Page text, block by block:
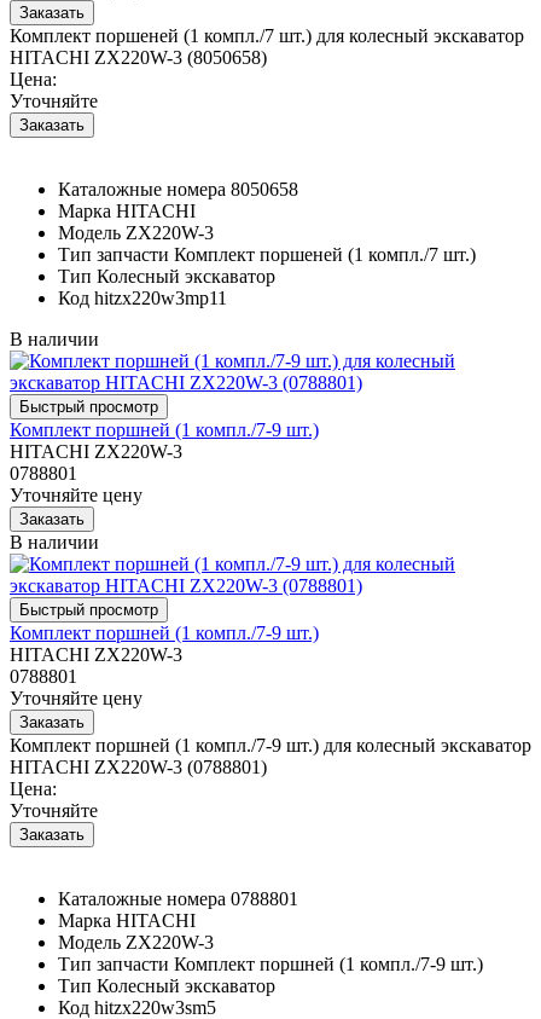
Комплект поршеней (1 компл./7 шт.) для колесный экскаватор
HITACHI ZX220W-3 (8050658)
Цена:
Уточняйте
Каталожные номера 8050658
Марка HITACHI
Модель ZX220W-3
Тип запчасти Комплект поршеней (1 компл./7 шт.)
Тип Колесный экскаватор
Код hitzx220w3mp11
В наличии
Комплект поршней (1 компл./7-9 шт.)
HITACHI ZX220W-3
0788801
Уточняйте цену
В наличии
Комплект поршней (1 компл./7-9 шт.)
HITACHI ZX220W-3
0788801
Уточняйте цену
Комплект поршней (1 компл./7-9 шт.) для колесный экскаватор
HITACHI ZX220W-3 (0788801)
Цена:
Уточняйте
Каталожные номера 0788801
Марка HITACHI
Модель ZX220W-3
Тип запчасти Комплект поршней (1 компл./7-9 шт.)
Тип Колесный экскаватор
Код hitzx220w3sm5